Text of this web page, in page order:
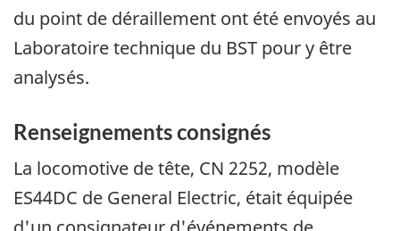
du point de déraillement ont été envoyés au
Laboratoire technique du BST pour y être
analysés.
Renseignements consignés
La locomotive de tête, CN 2252, modèle
ES44DC de General Electric, était équipée